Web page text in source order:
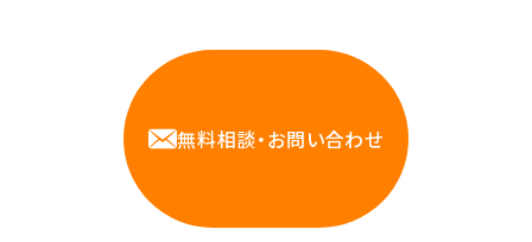
無料相談・お問い合わせ